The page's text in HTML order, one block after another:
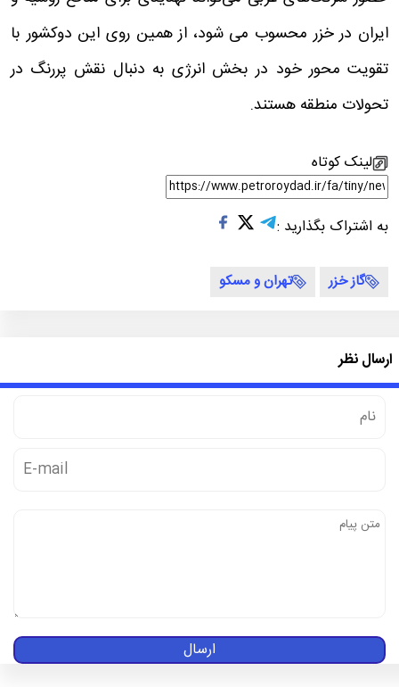
ایران در خزر محسوب می شود، از همین روی این دوکشور با
تقویت محور خود در بخش انرژی به دنبال نقش پررنگ در
تحولات منطقه هستند.
لینک کوتاه
به اشتراک بگذارید :
گاز خزر تهران و مسکو
ارسال نظر
ارسال